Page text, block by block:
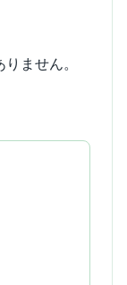
ません。